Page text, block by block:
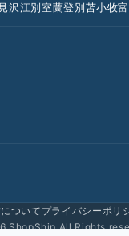
沢江別室蘭登別苫小牧
ついて プライバシーポリ
ShopShip All Rights